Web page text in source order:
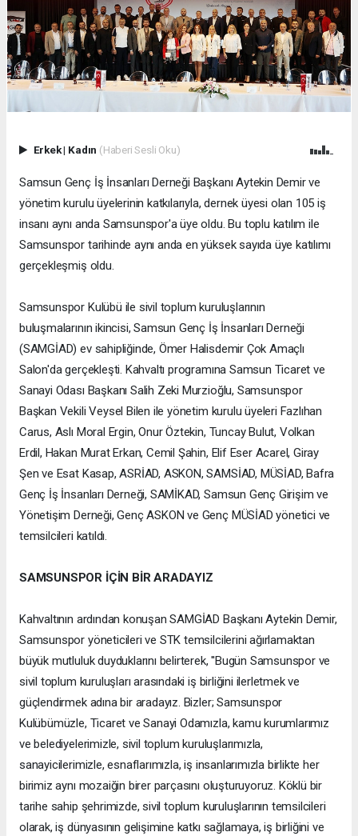
Erkek| Kadın (Haberi Sesli Oku)
Samsun Genç İş İnsanları Derneği Başkanı Aytekin Demir ve
yönetim kurulu üyelerinin katkılarıyla, dernek üyesi olan 105 iş
insanı aynı anda Samsunspor'a üye oldu. Bu toplu katılım ile
Samsunspor tarihinde aynı anda en yüksek sayıda üye katılımı
gerçekleşmiş oldu.
Samsunspor Kulübü ile sivil toplum kuruluşlarının
buluşmalarının ikincisi, Samsun Genç İş İnsanları Derneği
(SAMGİAD) ev sahipliğinde, Ömer Halisdemir Çok Amaçlı
Salon'da gerçekleşti. Kahvaltı programına Samsun Ticaret ve
Sanayi Odası Başkanı Salih Zeki Murzioğlu, Samsunspor
Başkan Vekili Veysel Bilen ile yönetim kurulu üyeleri Fazlıhan
Carus, Aslı Moral Ergin, Onur Öztekin, Tuncay Bulut, Volkan
Erdil, Hakan Murat Erkan, Cemil Şahin, Elif Eser Acarel, Giray
Şen ve Esat Kasap, ASRİAD, ASKON, SAMSİAD, MÜSİAD, Bafra
Genç İş İnsanları Derneği, SAMİKAD, Samsun Genç Girişim ve
Yönetişim Derneği, Genç ASKON ve Genç MÜSİAD yönetici ve
temsilcileri katıldı.
SAMSUNSPOR İÇİN BİR ARADAYIZ
Kahvaltının ardından konuşan SAMGİAD Başkanı Aytekin Demir,
Samsunspor yöneticileri ve STK temsilcilerini ağırlamaktan
büyük mutluluk duyduklarını belirterek, ''Bugün Samsunspor ve
sivil toplum kuruluşları arasındaki iş birliğini ilerletmek ve
güçlendirmek adına bir aradayız. Bizler; Samsunspor
Kulübümüzle, Ticaret ve Sanayi Odamızla, kamu kurumlarımız
ve belediyelerimizle, sivil toplum kuruluşlarımızla,
sanayicilerimizle, esnaflarımızla, iş insanlarımızla birlikte her
birimiz aynı mozaiğin birer parçasını oluşturuyoruz. Köklü bir
tarihe sahip şehrimizde, sivil toplum kuruluşlarının temsilcileri
olarak, iş dünyasının gelişimine katkı sağlamaya, iş birliğini ve